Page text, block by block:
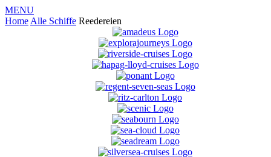
MENU
Home Alle Schiffe Reedereien